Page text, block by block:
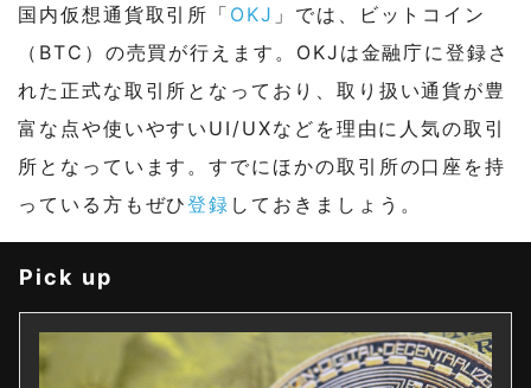
国内仮想通貨取引所「 OKJ 」では、ビットコイン
（BTC）の売買が行えます。OKJは金融庁に登録さ
れた正式な取引所となっており、取り扱い通貨が豊
富な点や使いやすいUI/UXなどを理由に人気の取引
所となっています。すでにほかの取引所の口座を持
っている方もぜひ登録 しておきましょう。
Pick up